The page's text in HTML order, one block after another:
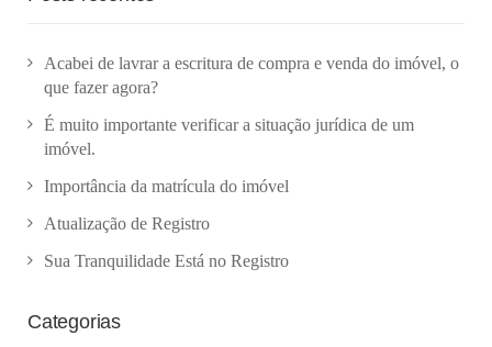
Acabei de lavrar a escritura de compra e venda do imóvel, o
que fazer agora?
É muito importante verificar a situação jurídica de um
imóvel.
Importância da matrícula do imóvel
Atualização de Registro
Sua Tranquilidade Está no Registro
Categorias